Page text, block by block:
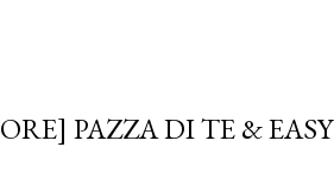
PAZZA DI TE & EASY